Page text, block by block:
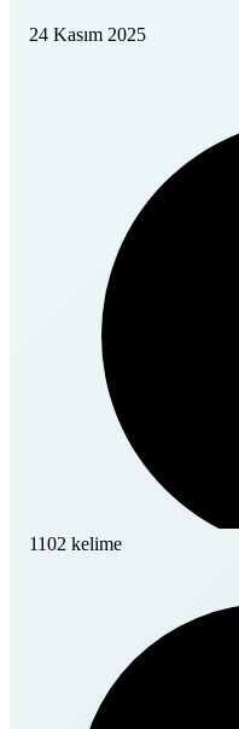
24 Kasım 2025
1102 kelime